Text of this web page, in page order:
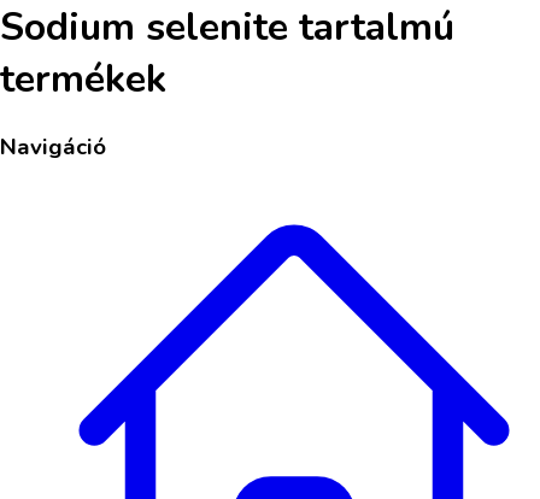
Sodium selenite tartalmú
termékek
Navigáció